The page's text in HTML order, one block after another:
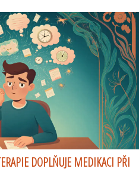
DOPLŇUJE MEDIKACI PŘI